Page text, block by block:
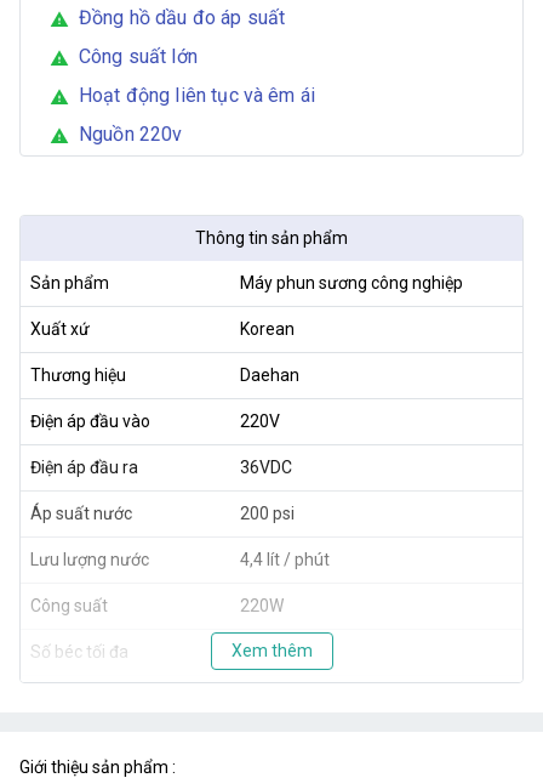
warning Đồng hồ dầu đo áp suất
warning Công suất lớn
warning Hoạt động liên tục và êm ái
warning Nguồn 220v
Thông tin sản phẩm
Sản phẩm Máy phun sương công nghiệp
Xuất xứ Korean
Thương hiệu Daehan
Điện áp đầu vào 220V
Điện áp đầu ra 36VDC
Áp suất nước 200 psi
Lưu lượng nước 4,4 lít / phút
Công suất 220W
Số béc tối đa 150 béc
Xem thêm
Giới thiệu sản phẩm :